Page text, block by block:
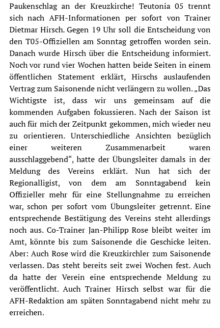
Paukenschlag an der Kreuzkirche! Teutonia 05 trennt
sich nach AFH-Informationen per sofort von Trainer
Dietmar Hirsch. Gegen 19 Uhr soll die Entscheidung von
den T05-Offiziellen am Sonntag getroffen worden sein.
Danach wurde Hirsch über die Entscheidung informiert.
Noch vor rund vier Wochen hatten beide Seiten in einem
öffentlichen Statement erklärt, Hirschs auslaufenden
Vertrag zum Saisonende nicht verlängern zu wollen. „Das
Wichtigste ist, dass wir uns gemeinsam auf die
kommenden Aufgaben fokussieren. Nach der Saison ist
auch für mich der Zeitpunkt gekommen, mich wieder neu
zu orientieren. Unterschiedliche Ansichten bezüglich
einer weiteren Zusammenarbeit waren
ausschlaggebend“, hatte der Übungsleiter damals in der
Meldung des Vereins erklärt. Nun hat sich der
Regionalligist, von dem am Sonntagabend kein
Offizieller mehr für eine Stellungnahme zu erreichen
war, schon per sofort vom Übungsleiter getrennt. Eine
entsprechende Bestätigung des Vereins steht allerdings
noch aus. Co-Trainer Jan-Philipp Rose bleibt weiter im
Amt, könnte bis zum Saisonende die Geschicke leiten.
Aber: Auch Rose wird die Kreuzkirchler zum Saisonende
verlassen. Das steht bereits seit zwei Wochen fest. Auch
da hatte der Verein eine entsprechende Meldung zu
veröffentlicht. Auch Trainer Hirsch selbst war für die
AFH-Redaktion am späten Sonntagabend nicht mehr zu
erreichen.